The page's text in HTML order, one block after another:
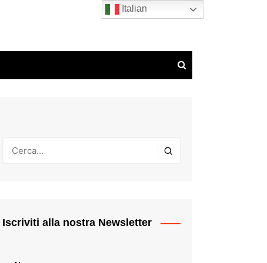
Iscriviti alla nostra Newsletter
Italian